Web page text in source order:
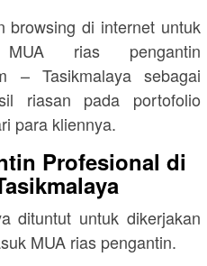
browsing di internet untuk
MUA rias pengantin
– Tasikmalaya sebagai
riasan pada portofolio
para kliennya.
Profesional di
dituntut untuk dikerjakan
MUA rias pengantin.